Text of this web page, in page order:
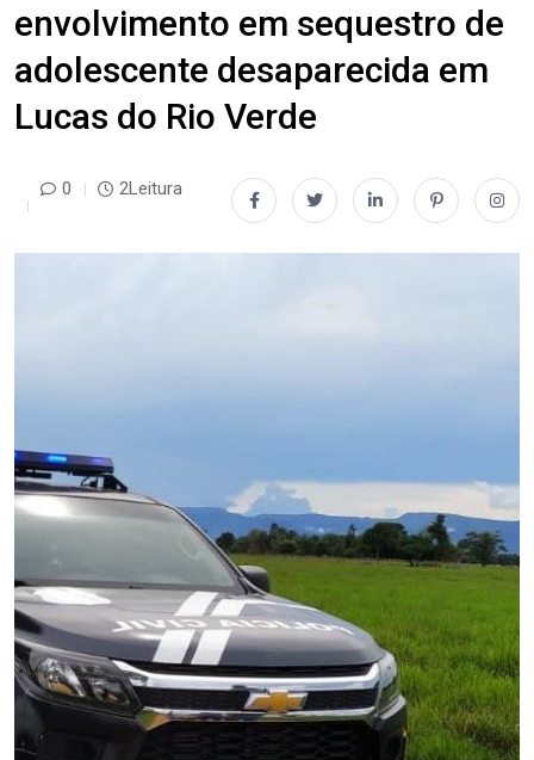
envolvimento em sequestro de
adolescente desaparecida em
Lucas do Rio Verde
0 2Leitura